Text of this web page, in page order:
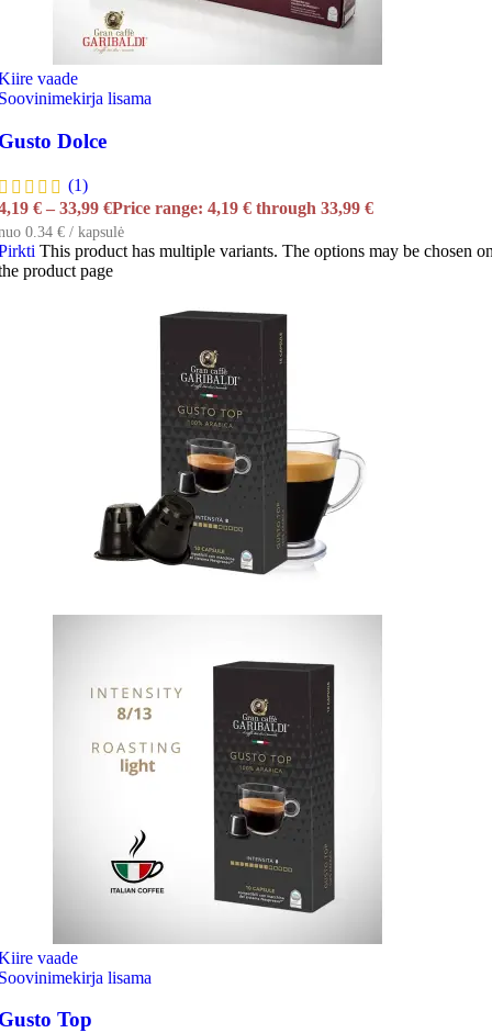
vaade
lisama
Dolce
(1)
€ – 33,99 €Price range: 4,19 € through 33,99 €
0.34 € / kapsulė
This product has multiple variants. The options may be chosen
product page
vaade
lisama
Top